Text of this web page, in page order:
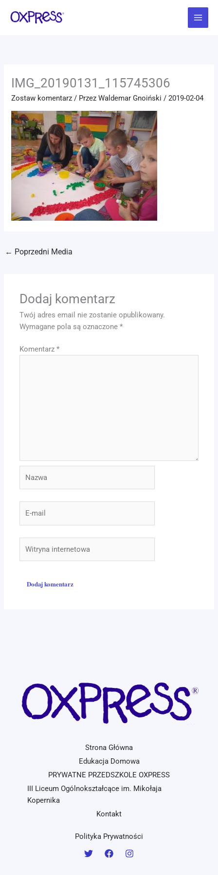
Main
Menu
IMG_20190131_115745306
Zostaw komentarz / PrzezWaldemar Gnoiński/2019-02-04
← Poprzedni Media
Dodaj komentarz
Twój adres email nie zostanie opublikowany.
Wymagane pola są oznaczone*
Komentarz*
mail
internetowa
Strona Główna
Edukacja Domowa
PRYWATNE PRZEDSZKOLE OXPRESS
III Liceum Ogólnokształcące im. Mikołaja
Kopernika
Kontakt
Polityka Prywatności